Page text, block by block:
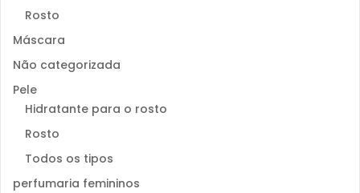
Rosto
Máscara
Não categorizada
Pele
Hidratante para o rosto
Rosto
Todos os tipos
perfumaria femininos